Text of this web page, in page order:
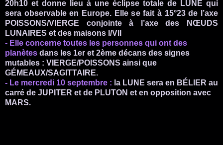
20h10 et donne lieu à une éclipse totale de LUNE qui
sera observable en Europe. Elle se fait à 15°23 de l’axe
POISSONS/VIERGE conjointe à l’axe des NŒUDS
LUNAIRES et des maisons I/VII
- Elle concerne toutes les personnes qui ont des
planètes dans les 1er et 2ème décans des signes
mutables : VIERGE/POISSONS ainsi que
GÉMEAUX/SAGITTAIRE.
- Le mercredi 10 septembre : la LUNE sera en BÉLIER au
carré de JUPITER et de PLUTON et en opposition avec
MARS.